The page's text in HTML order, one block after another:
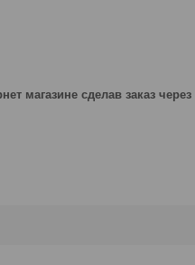
магазине сделав заказ через